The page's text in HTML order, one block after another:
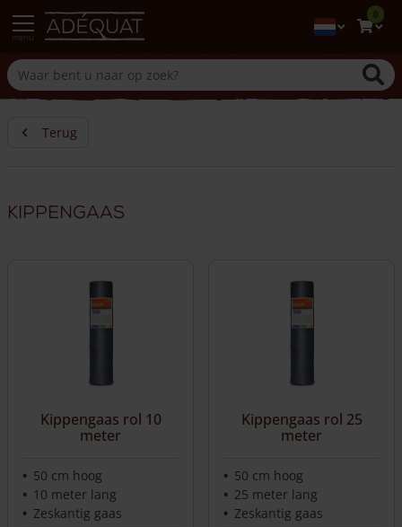
0
Terug
Kippengaas
Kippengaas rol 10
meter
50 cm hoog
10 meter lang
Zeskantig gaas
Kippengaas rol 25
meter
50 cm hoog
25 meter lang
Zeskantig gaas